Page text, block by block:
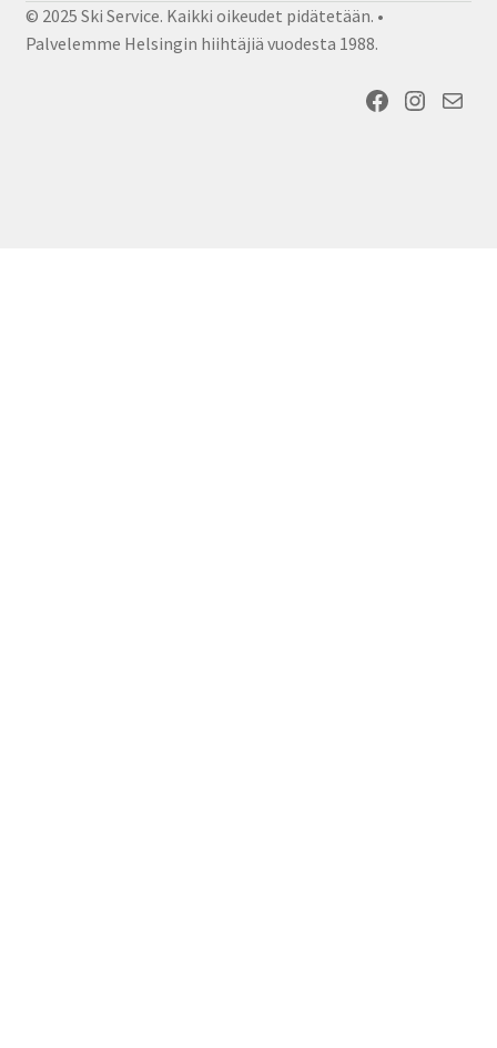
© 2025 Ski Service. Kaikki oikeudet pidätetään. •
Palvelemme Helsingin hiihtäjiä vuodesta 1988.
Facebook Instagram Sähköposti